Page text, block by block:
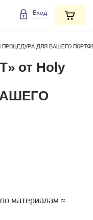
Вход
ПРОЦЕДУРА ДЛЯ ВАШЕГО
от Holy
по материалам ≈